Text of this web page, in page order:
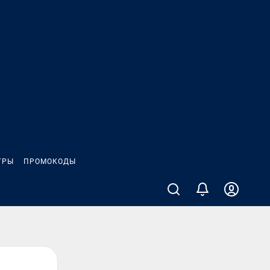
ПРОМОКОДЫ